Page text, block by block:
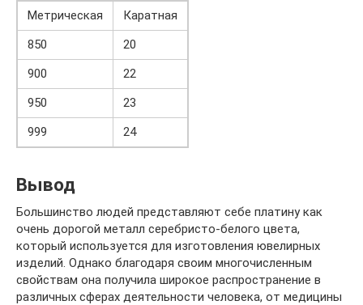
Метрическая
Каратная
850
20
900
22
950
23
999
24
Вывод
Большинство людей представляют себе платину как
очень дорогой металл серебристо-белого цвета,
который используется для изготовления ювелирных
изделий. Однако благодаря своим многочисленным
свойствам она получила широкое распространение в
различных сферах деятельности человека, от медицины